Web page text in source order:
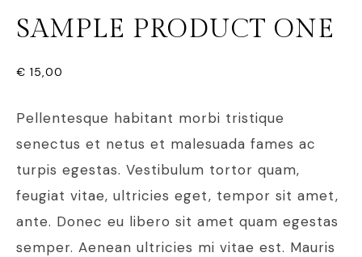
SAMPLE PRODUCT ONE
€ 15,00
Pellentesque habitant morbi tristique
senectus et netus et malesuada fames ac
turpis egestas. Vestibulum tortor quam,
feugiat vitae, ultricies eget, tempor sit amet,
ante. Donec eu libero sit amet quam egestas
semper. Aenean ultricies mi vitae est. Mauris